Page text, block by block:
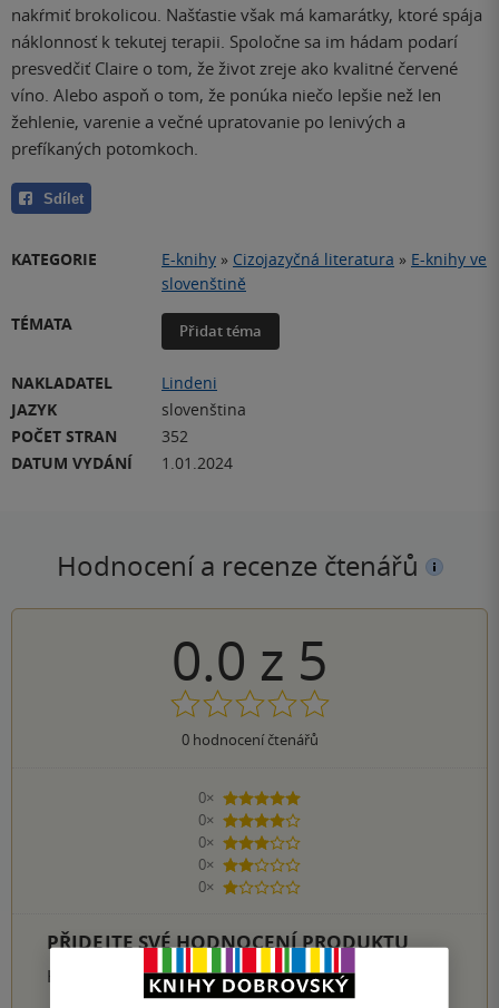
nakŕmiť brokolicou. Našťastie však má kamarátky, ktoré spája
náklonnosť k tekutej terapii. Spoločne sa im hádam podarí
presvedčiť Claire o tom, že život zreje ako kvalitné červené
víno. Alebo aspoň o tom, že ponúka niečo lepšie než len
žehlenie, varenie a večné upratovanie po lenivých a
prefíkaných potomkoch.
Sdílet
KATEGORIE E-knihy » Cizojazyčná literatura » E-knihy ve
slovenštině
TÉMATA
Přidat téma
NAKLADATEL
Lindeni
JAZYK
slovenština
POČET STRAN
352
DATUM VYDÁNÍ
1.01.2024
Hodnocení a recenze čtenářů
0.0 z 5
0hodnocení čtenářů
0×
5 hvězdiček
0×
4 hvězdičky
0×
3 hvězdičky
0×
2 hvězdičky
0×
1 hvezdička
PŘIDEJTE SVÉ HODNOCENÍ PRODUKTU
Hodnocení našich knihkupců: 0.0 z 5